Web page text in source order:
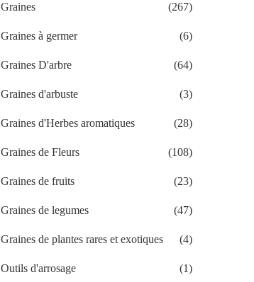
Graines (267)
Graines à germer (6)
Graines D'arbre (64)
Graines d'arbuste (3)
Graines d'Herbes aromatiques (28)
Graines de Fleurs (108)
Graines de fruits (23)
Graines de legumes (47)
Graines de plantes rares et exotiques (4)
Outils d'arrosage (1)